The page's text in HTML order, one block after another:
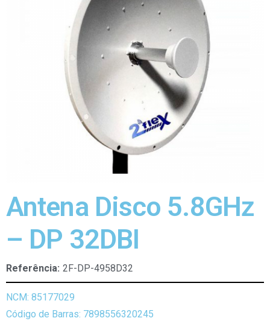
Antena Disco 5.8GHz
– DP 32DBI
Referência: 2F-DP-4958D32
NCM: 85177029
Código de Barras: 7898556320245